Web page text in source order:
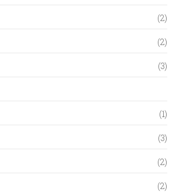
(2)
(2)
(3)
(1)
(3)
(2)
(2)